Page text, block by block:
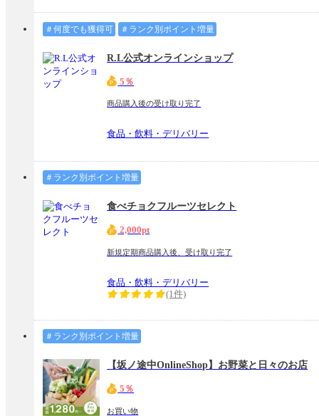
＃何度でも獲得可 ＃ランク別ポイント増量
R.L公式オンラインショップ
5％
商品購入後の受け取り完了
食品・飲料・デリバリー
＃ランク別ポイント増量
食べチョクフルーツセレクト
2,000pt
新規定期商品購入後、受け取り完了
食品・飲料・デリバリー
(1件)
＃ランク別ポイント増量
【坂ノ途中OnlineShop】お野菜と日々のお店
5％
お買い物